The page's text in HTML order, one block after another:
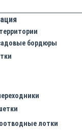
бордюры
лотки